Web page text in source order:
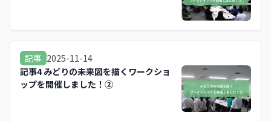
記事 2025-11-14
記事4 みどりの未来図を描くワークショ
ップを開催しました！②